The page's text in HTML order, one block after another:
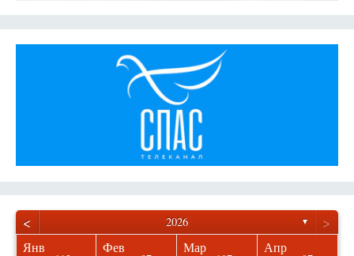
< 2026 ▼ >
Янв Фев Мар Апр